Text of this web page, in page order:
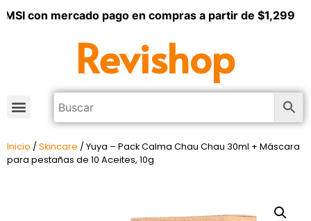
con mercado pago en compras a partir de $1,299
Revishop
Inicio / Skincare / Yuya – Pack Calma Chau Chau 30ml + Máscara
para pestañas de 10 Aceites, 10g